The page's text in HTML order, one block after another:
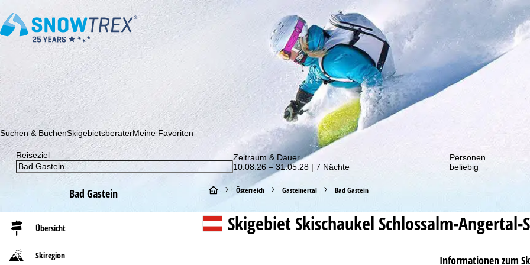
Abonnieren Sie unseren Newsletter und erfahren Sie als Erster von unseren Rabatt-Aktionen!
Suchen & BuchenSkigebietsberaterMeine Favoriten
Reiseziel
Zeitraum & Dauer
10.08.26 – 31.05.28 | 7 Nächte
Personen
beliebig
Bad Gastein
Übersicht
Skiregion
S
t
Österreich Gasteinertal Bad Gastein
SkigebietSkischaukel Schlossalm-
Informationen zum